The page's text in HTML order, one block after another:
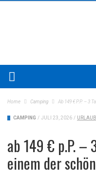
Home Camping Ab 149 € P.P. – 3
CAMPING / JULI 23, 2026 /
ab 149 € p.P. –
einem der